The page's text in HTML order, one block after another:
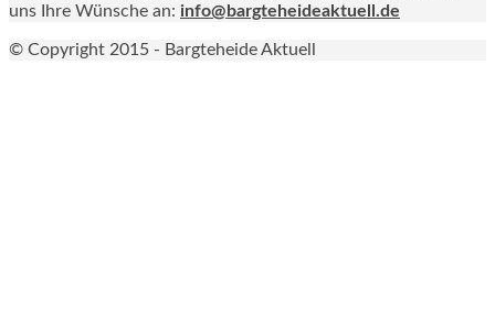
uns Ihre Wünsche an: info@bargteheideaktuell.de
© Copyright 2015 - Bargteheide Aktuell